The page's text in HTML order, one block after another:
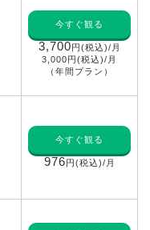
今すぐ観る
3,700円(税込)/月
3,000円(税込)/月
（年間プラン）
今すぐ観る
976円(税込)/月